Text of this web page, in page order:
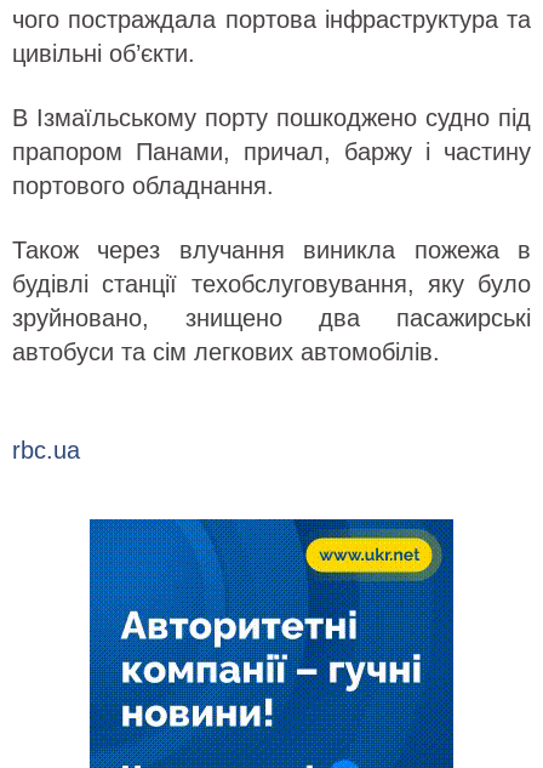
чого постраждала портова інфраструктура та
цивільні об’єкти.
В Ізмаїльському порту пошкоджено судно під
прапором Панами, причал, баржу і частину
портового обладнання.
Також через влучання виникла пожежа в
будівлі станції техобслуговування, яку було
зруйновано, знищено два пасажирські
автобуси та сім легкових автомобілів.
rbc.ua